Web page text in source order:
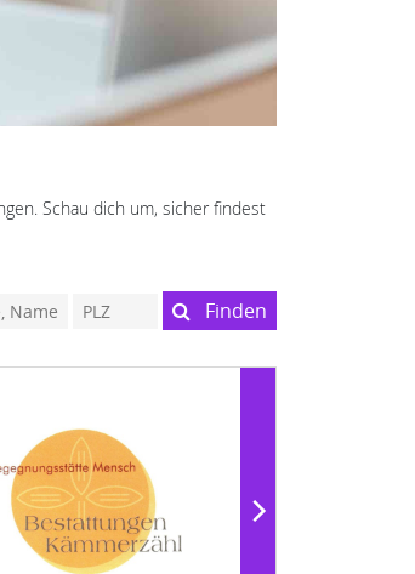
Schau dich um, sicher findest
Finden